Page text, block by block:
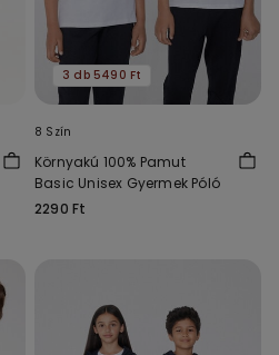
3 db 5490 Ft
8 Szín
Környakú 100% Pamut
Basic Unisex Gyermek Póló
2290 Ft